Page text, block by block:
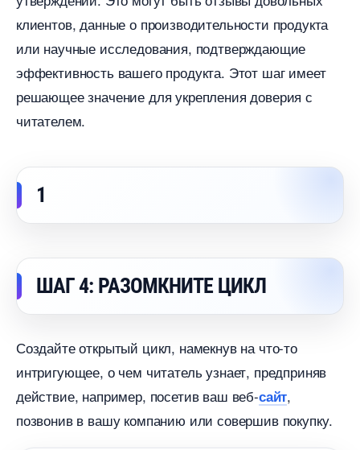
клиентов, данные о производительности продукта
или научные исследования, подтверждающие
эффективность вашего продукта. Этот шаг имеет
решающее значение для укрепления доверия с
читателем.
1
ШАГ 4: РАЗОМКНИТЕ ЦИКЛ
Создайте открытый цикл, намекнув на что-то
интригующее, о чем читатель узнает, предприня
действие, например, посетив ваш веб-сайт,
позвонив в вашу компанию или совершив покупку.